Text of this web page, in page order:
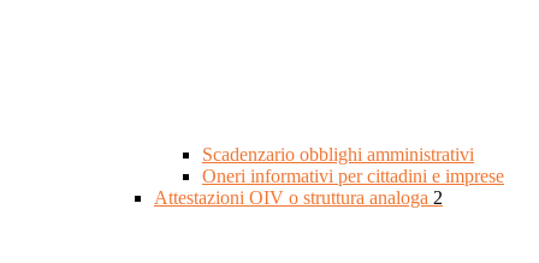
Scadenzario obblighi amministrativi
Oneri informativi per cittadini e imprese
Attestazioni OIV o struttura analoga 2